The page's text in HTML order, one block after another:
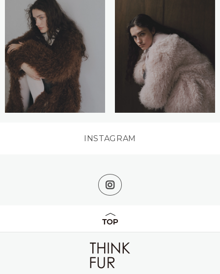
INSTAGRAM